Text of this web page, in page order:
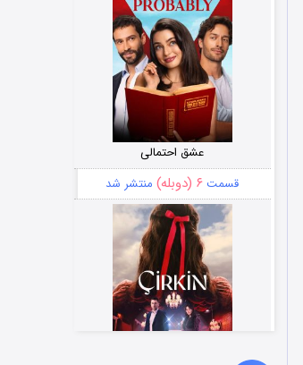
عشق احتمالی
قسمت ۶ (دوبله) منتشر شد